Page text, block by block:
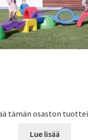
tämän osaston
Lue lisää